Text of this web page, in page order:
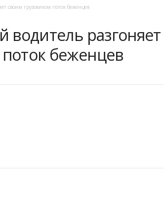
своим грузовиком поток беженцев
водитель разгоняет
беженцев